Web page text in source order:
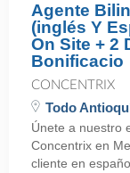
Agente
(inglés Y
On Site + 2
Bonificacio
CONCENTRIX
Todo
Únete a nuestro
Concentrix en
cliente en